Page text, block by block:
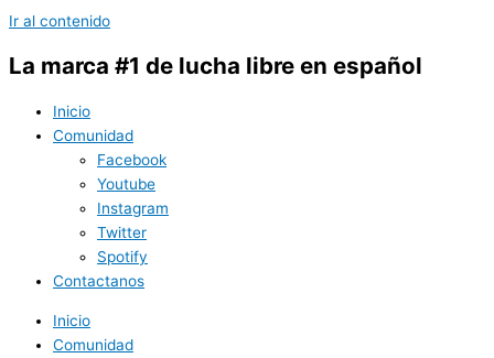
Ir al contenido
La marca #1 de lucha libre en español
Inicio
Comunidad
Facebook
Youtube
Instagram
Twitter
Spotify
Contactanos
Inicio
Comunidad